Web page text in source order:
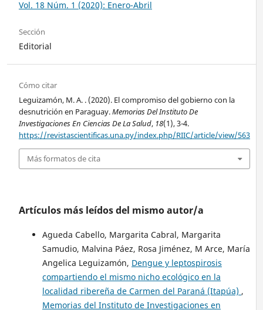
Vol. 18 Núm. 1 (2020): Enero-Abril
Sección
Editorial
Cómo citar
Leguizamón, M. A. . (2020). El compromiso del gobierno con la
desnutrición en Paraguay.Memorias Del Instituto De
Investigaciones En Ciencias De La Salud, 18(1), 3-4.
https://revistascientificas.una.py/index.php/RIIC/article/view/563
Más formatos de cita
Artículos más leídos del mismo autor/a
Agueda Cabello, Margarita Cabral, Margarita
Samudio, Malvina Páez, Rosa Jiménez, M Arce, María
Angelica Leguizamón, Dengue y leptospirosis
compartiendo el mismo nicho ecológico en la
localidad ribereña de Carmen del Paraná (Itapúa) ,
Memorias del Instituto de Investigaciones en